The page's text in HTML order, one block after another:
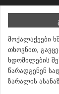
მოქალაქეები
თხოვნით,
ხდომილების
წარადგენენ
ზარალის